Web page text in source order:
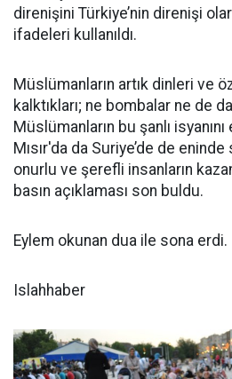
direnişini Türkiye’nin direnişi
ifadeleri kullanıldı.
Müslümanların artık dinleri ve
kalktıkları; ne bombalar ne de
Müslümanların bu şanlı
Mısır'da da Suriye’de de
onurlu ve şerefli insanların
basın açıklaması son buldu.
Eylem okunan dua ile sona erdi.
Islahhaber